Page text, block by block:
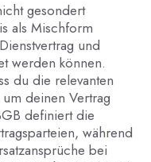
gesondert
als Mischform
und
werden können.
du die relevanten
deinen Vertrag
definiert die
während
bei